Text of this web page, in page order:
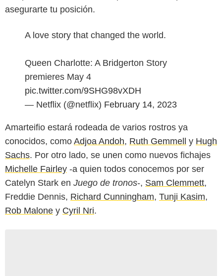
asegurarte tu posición.
A love story that changed the world.
Queen Charlotte: A Bridgerton Story
premieres May 4
pic.twitter.com/9SHG98vXDH
— Netflix (@netflix) February 14, 2023
Amarteifio estará rodeada de varios rostros ya
conocidos, como Adjoa Andoh, Ruth Gemmell y Hugh
Sachs. Por otro lado, se unen como nuevos fichajes
Michelle Fairley -a quien todos conocemos por ser
Catelyn Stark en Juego de tronos-, Sam Clemmett,
Freddie Dennis, Richard Cunningham, Tunji Kasim,
Rob Malone y Cyril Nri.